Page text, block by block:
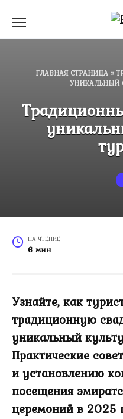
содержанию
ГЛАВНАЯ СТРАНИЦА »
УНИКАЛЬНЫЙ
НА ЧТЕНИЕ
6 мин
Узнайте, как
традиционную
уникальный
Практические
и установлению
посещения
церемоний в 2025